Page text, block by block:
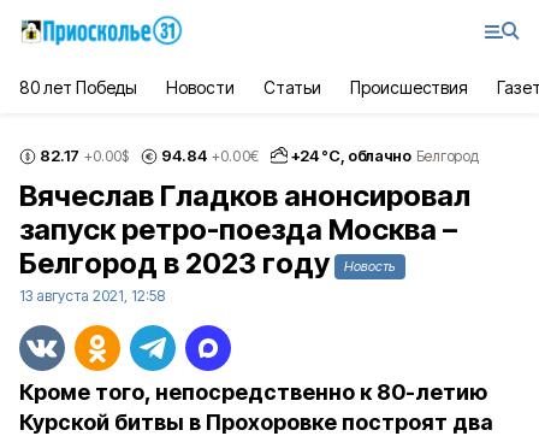
80 лет Победы Новости Статьи Происшествия
82.17 +0.00$ 94.84 +0.00€ +24°С, облачно Белгород
Вячеслав Гладков анонсировал
запуск ретро-поезда Москва –
Белгород в 2023 году
Новость
13 августа 2021, 12:58
Кроме того, непосредственно к 80-летию
Курской битвы в Прохоровке построят два